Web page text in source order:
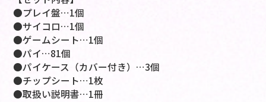
●プレイ盤…1個
●サイコロ…1個
●ゲームシート…1個
●パイ…81個
●パイケース（カバー付き）…3個
●チップシート…1枚
●取扱い説明書…1冊